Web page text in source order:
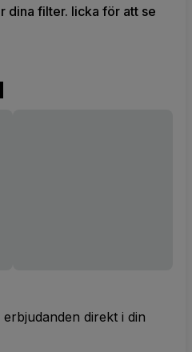
dina filter. licka för att se
direkt i din